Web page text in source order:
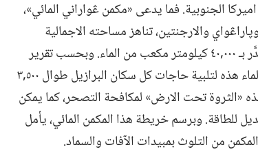
الجنوبية.‏ فما يدعى «مكمن ڠواراني المائي»،‏
والارجنتين،‏ تناهز مساحته الاجمالية
٢‏,١ مليون كيلومتر مربع ويحتوي على ما يقدَّر بـ‍ ٠٠٠‏,٤٠ كيلومتر مكعب من الماء.‏ وبحسب تقرير
وضعه «مرفق البيئة العالمي»،‏ «تكفي كمية الماء هذه لتلبية حاجات كل سكان البرازيل طوال ٥٠٠‏,٣
«الثروة تحت الارض» لمكافحة التصحر،‏ كما يمكن
للطاقة.‏ وبرسم خريطة هذا المكمن المائي،‏ يأمل
من التلوث بمبيدات الآفات والسماد.‏